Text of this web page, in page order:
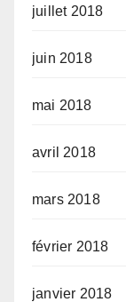
juillet 2018
juin 2018
mai 2018
avril 2018
mars 2018
février 2018
janvier 2018